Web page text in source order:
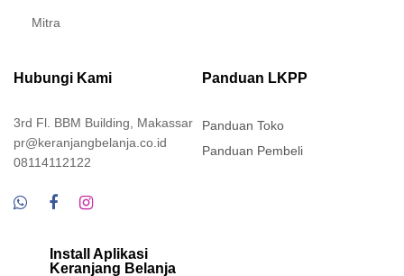
Mitra
Hubungi Kami
3rd Fl. BBM Building, Makassar
pr@keranjangbelanja.co.id
08114112122
Panduan LKPP
Panduan Toko
Panduan Pembeli
Install Aplikasi
Keranjang Belanja